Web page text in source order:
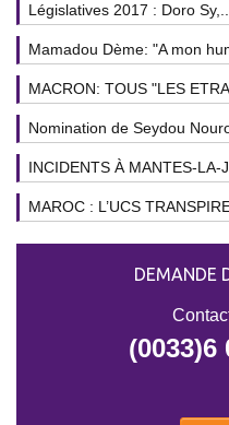
Législatives 2017 : Doro
Mamadou Dème: "A mon
MACRON: TOUS "LES
Nomination de Seydou
INCIDENTS À MANTES-LA-
MAROC : L’UCS
DEMANDE
(0033)6